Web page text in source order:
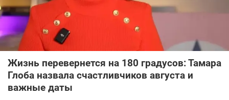
Жизнь перевернется на 180 градусов: Тамара
Глоба назвала счастливчиков августа и
важные даты